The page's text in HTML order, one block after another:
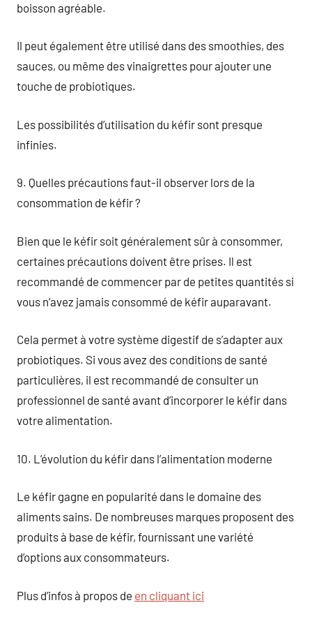
boisson agréable.
Il peut également être utilisé dans des smoothies, des
sauces, ou même des vinaigrettes pour ajouter une
touche de probiotiques.
Les possibilités d’utilisation du kéfir sont presque
infinies.
9. Quelles précautions faut-il observer lors de la
consommation de kéfir ?
Bien que le kéfir soit généralement sûr à consommer,
certaines précautions doivent être prises. Il est
recommandé de commencer par de petites quantités si
vous n’avez jamais consommé de kéfir auparavant.
Cela permet à votre système digestif de s’adapter aux
probiotiques. Si vous avez des conditions de santé
particulières, il est recommandé de consulter un
professionnel de santé avant d’incorporer le kéfir dans
votre alimentation.
10. L’évolution du kéfir dans l’alimentation moderne
Le kéfir gagne en popularité dans le domaine des
aliments sains. De nombreuses marques proposent des
produits à base de kéfir, fournissant une variété
d’options aux consommateurs.
Plus d’infos à propos de en cliquant ici